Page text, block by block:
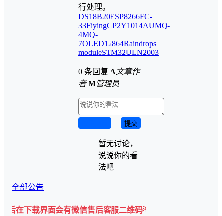
行处理。
DS18B20ESP8266FC-
33FiyingGP2Y1014AUMQ-
4MQ-
7OLED12864Raindrops
moduleSTM32ULN2003
0 条回复 A 文章作
者 M管理员
提交
暂无讨论，
说说你的看
法吧
全部公告
界面会有微信售后客服二维码💡